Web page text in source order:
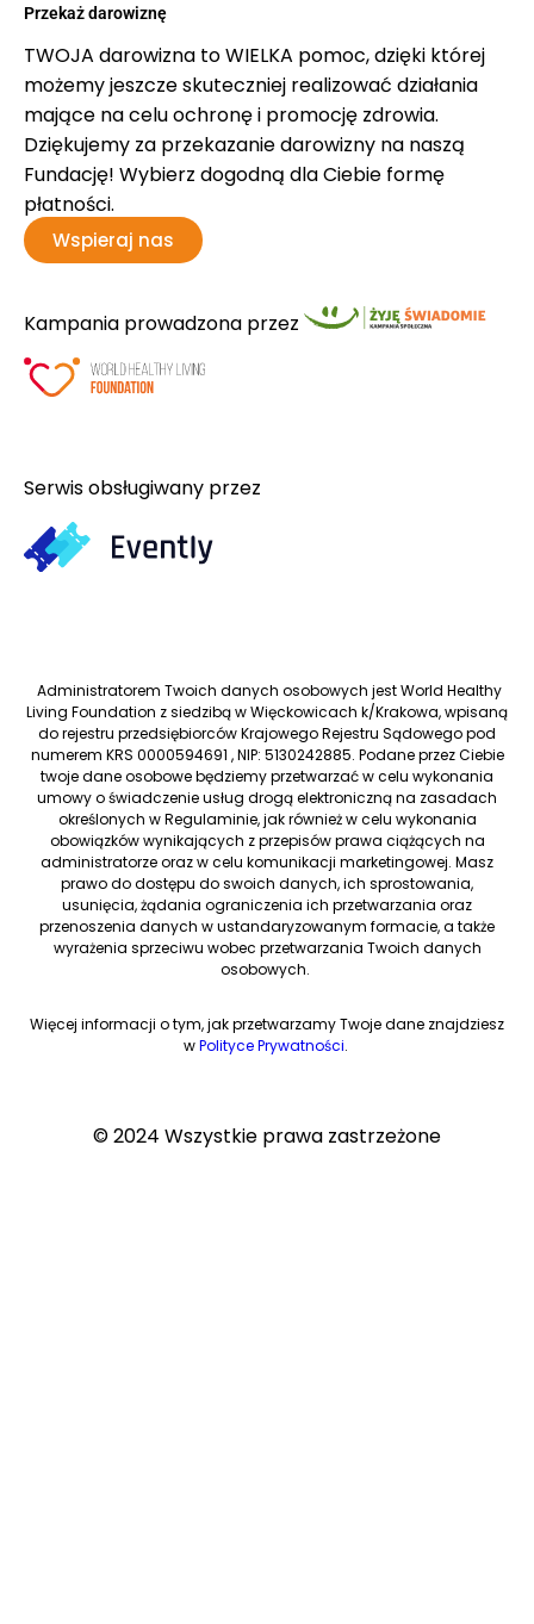
Przekaż darowiznę
TWOJA darowizna to WIELKA pomoc, dzięki której
możemy jeszcze skuteczniej realizować działania
mające na celu ochronę i promocję zdrowia.
Dziękujemy za przekazanie darowizny na naszą
Fundację! Wybierz dogodną dla Ciebie formę
płatności.
Wspieraj nas
Kampania prowadzona przez
Serwis obsługiwany przez
Administratorem Twoich danych osobowych jest World Healthy
Living Foundation z siedzibą w Więckowicach k/Krakowa, wpisaną
do rejestru przedsiębiorców Krajowego Rejestru Sądowego pod
numerem KRS 0000594691 , NIP: 5130242885. Podane przez Ciebie
twoje dane osobowe będziemy przetwarzać w celu wykonania
umowy o świadczenie usług drogą elektroniczną na zasadach
określonych w Regulaminie, jak również w celu wykonania
obowiązków wynikających z przepisów prawa ciążących na
administratorze oraz w celu komunikacji marketingowej. Masz
prawo do dostępu do swoich danych, ich sprostowania,
usunięcia, żądania ograniczenia ich przetwarzania oraz
przenoszenia danych w ustandaryzowanym formacie, a także
wyrażenia sprzeciwu wobec przetwarzania Twoich danych
osobowych.
Więcej informacji o tym, jak przetwarzamy Twoje dane znajdziesz
wPolityce Prywatności.
© 2024 Wszystkie prawa zastrzeżone